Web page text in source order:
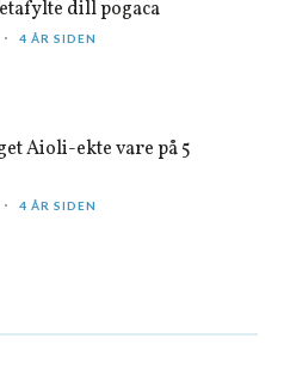
dill pogaca
4 ÅR SIDEN
Aioli-ekte vare på 5
4 ÅR SIDEN